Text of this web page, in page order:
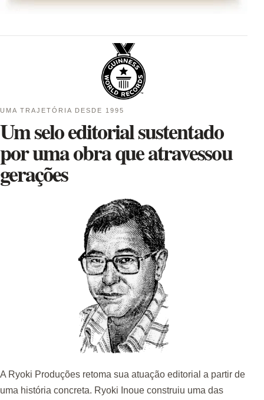
UMA TRAJETÓRIA DESDE 1995
Um selo editorial sustentado
por uma obra que atravessou
gerações
A Ryoki Produções retoma sua atuação editorial a partir de
uma história concreta. Ryoki Inoue construiu uma das